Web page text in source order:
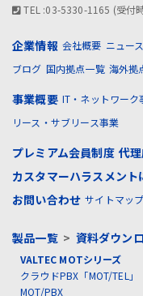
TEL :03-5330-1165 (受付
企業情報 会社概要 ニュース
ブログ 国内拠点一覧 海外拠
事業概要 IT・ネットワーク
リース・サブリース事業
プレミアム会員制度 代
カスタマーハラスメント
お問い合わせ サイトマップ
製品一覧> 資料ダウン
VALTEC MOTシリーズ
クラウドPBX「MOT/TEL」
MOT/PBX